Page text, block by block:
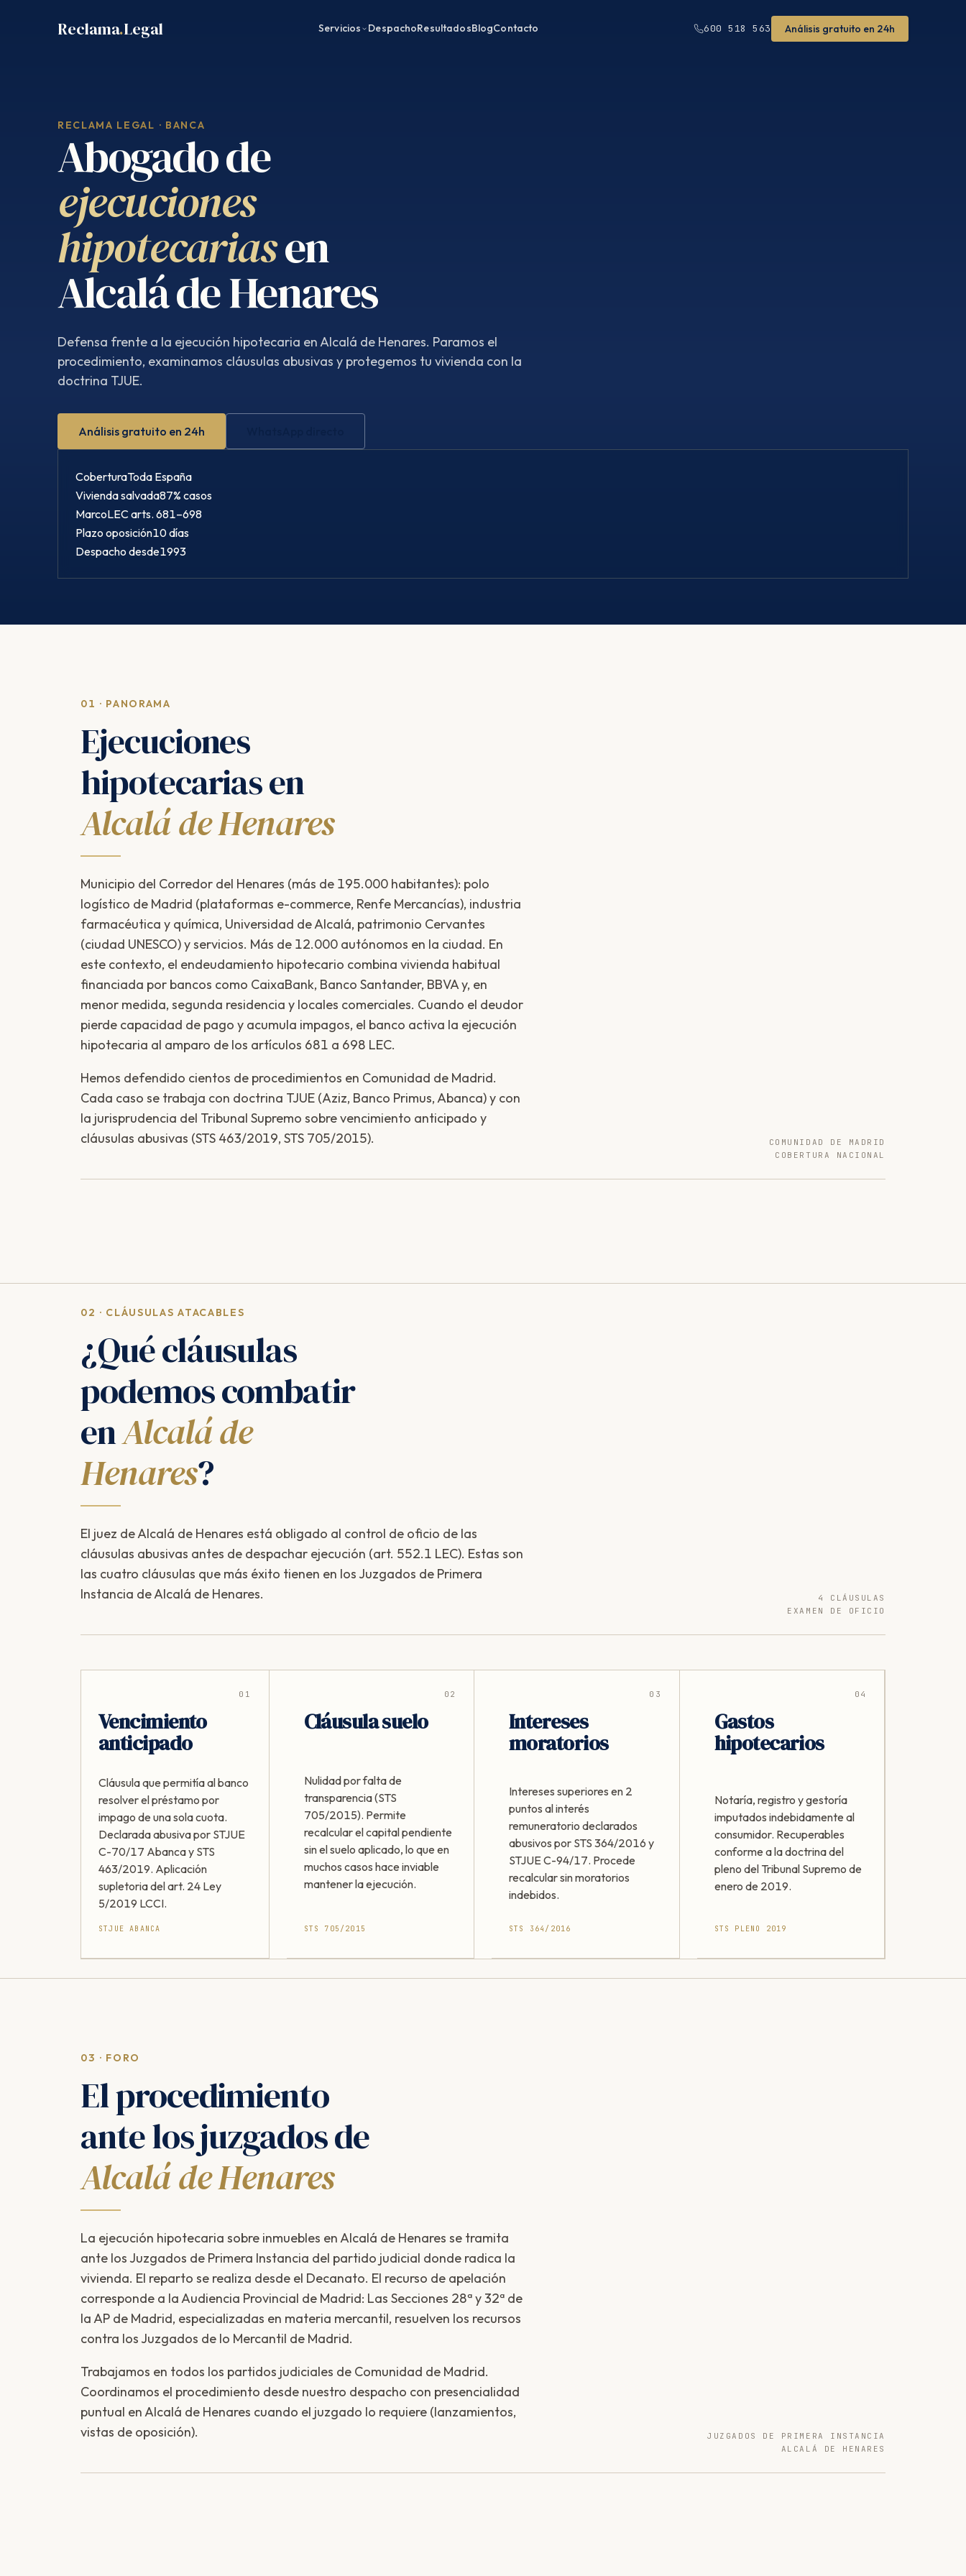
Reclama.Legal Servicios DespachoResultadosBlogContacto 600 518 563 Análisis gratuito en 24h
RECLAMA LEGAL · BANCA
Abogado de
ejecuciones
hipotecariasen
Alcalá de Henares
Defensa frente a la ejecución hipotecaria en Alcalá de Henares. Paramos el
procedimiento, examinamos cláusulas abusivas y protegemos tu vivienda con la
doctrina TJUE.
Análisis gratuito en 24h
CoberturaToda España
Vivienda salvada87% casos
MarcoLEC arts. 681–698
Plazo oposición10 días
Despacho desde1993
01 · PANORAMA
Ejecuciones
hipotecarias en
Alcalá de Henares
Municipio del Corredor del Henares (más de 195.000 habitantes): polo
logístico de Madrid (plataformas e-commerce, Renfe Mercancías), industria
farmacéutica y química, Universidad de Alcalá, patrimonio Cervantes
(ciudad UNESCO) y servicios. Más de 12.000 autónomos en la ciudad. En
este contexto, el endeudamiento hipotecario combina vivienda habitual
financiada por bancos como CaixaBank, Banco Santander, BBVA y, en
menor medida, segunda residencia y locales comerciales. Cuando el deudor
pierde capacidad de pago y acumula impagos, el banco activa la ejecución
hipotecaria al amparo de los artículos 681 a 698 LEC.
Hemos defendido cientos de procedimientos en Comunidad de Madrid.
Cada caso se trabaja con doctrina TJUE (Aziz, Banco Primus, Abanca) y con
la jurisprudencia del Tribunal Supremo sobre vencimiento anticipado y
cláusulas abusivas (STS 463/2019, STS 705/2015).
COMUNIDAD DE MADRID
COBERTURA NACIONAL
02 · CLÁUSULAS ATACABLES
¿Qué cláusulas
podemos combatir
enAlcalá de
Henares?
El juez de Alcalá de Henares está obligado al control de oficio de las
cláusulas abusivas antes de despachar ejecución (art. 552.1 LEC). Estas son
las cuatro cláusulas que más éxito tienen en los Juzgados de Primera
Instancia de Alcalá de Henares.
4 CLÁUSULAS
EXAMEN DE OFICIO
01
Vencimiento
anticipado
Cláusula que permitía al banco
resolver el préstamo por
impago de una sola cuota.
Declarada abusiva por STJUE
C-70/17 Abanca y STS
463/2019. Aplicación
supletoria del art. 24 Ley
5/2019 LCCI.
STJUE ABANCA
02
Cláusula suelo
Nulidad por falta de
transparencia (STS
705/2015). Permite
recalcular el capital pendiente
sin el suelo aplicado, lo que en
muchos casos hace inviable
mantener la ejecución.
STS 705/2015
03
Intereses
moratorios
Intereses superiores en 2
puntos al interés
remuneratorio declarados
abusivos por STS 364/2016 y
STJUE C-94/17. Procede
recalcular sin moratorios
indebidos.
STS 364/2016
04
Gastos
hipotecarios
Notaría, registro y gestoría
imputados indebidamente al
consumidor. Recuperables
conforme a la doctrina del
pleno del Tribunal Supremo de
enero de 2019.
STS PLENO 2019
03 · FORO
El procedimiento
ante los juzgados de
Alcalá de Henares
La ejecución hipotecaria sobre inmuebles en Alcalá de Henares se tramita
ante los Juzgados de Primera Instancia del partido judicial donde radica la
vivienda. El reparto se realiza desde el Decanato. El recurso de apelación
corresponde a la Audiencia Provincial de Madrid: Las Secciones 28ª y 32ª de
la AP de Madrid, especializadas en materia mercantil, resuelven los recursos
contra los Juzgados de lo Mercantil de Madrid.
Trabajamos en todos los partidos judiciales de Comunidad de Madrid.
Coordinamos el procedimiento desde nuestro despacho con presencialidad
puntual en Alcalá de Henares cuando el juzgado lo requiere (lanzamientos,
vistas de oposición).
JUZGADOS DE PRIMERA INSTANCIA
ALCALÁ DE HENARES